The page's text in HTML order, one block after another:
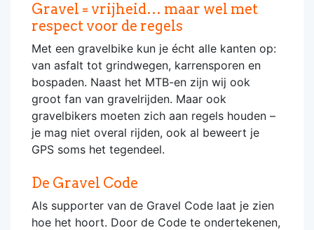
Gravel = vrijheid… maar wel met
respect voor de regels
Met een gravelbike kun je écht alle kanten op:
van asfalt tot grindwegen, karrensporen en
bospaden. Naast het MTB-en zijn wij ook
groot fan van gravelrijden. Maar ook
gravelbikers moeten zich aan regels houden –
je mag niet overal rijden, ook al beweert je
GPS soms het tegendeel.
De Gravel Code
Als supporter van de Gravel Code laat je zien
hoe het hoort. Door de Code te ondertekenen,